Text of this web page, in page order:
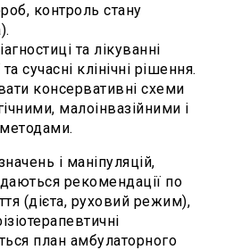
контроль стану
та лікуванні
та сучасні клінічні рішення.
консервативні схеми
малоінвазійними і
і маніпуляцій,
рекомендації по
(дієта, руховий режим),
план амбулаторного